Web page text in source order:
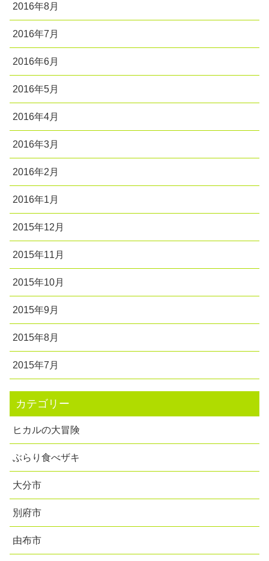
2016年8月
2016年7月
2016年6月
2016年5月
2016年4月
2016年3月
2016年2月
2016年1月
2015年12月
2015年11月
2015年10月
2015年9月
2015年8月
2015年7月
カテゴリー
ヒカルの大冒険
ぶらり食べザキ
大分市
別府市
由布市